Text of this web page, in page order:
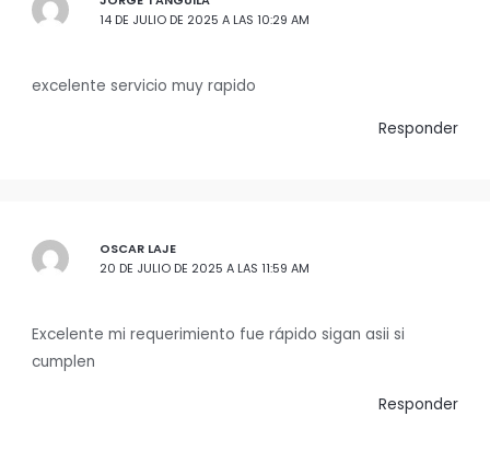
14 DE JULIO DE 2025 A LAS 10:29 AM
excelente servicio muy rapido
Responder
OSCAR LAJE
20 DE JULIO DE 2025 A LAS 11:59 AM
Excelente mi requerimiento fue rápido sigan asii si
cumplen
Responder